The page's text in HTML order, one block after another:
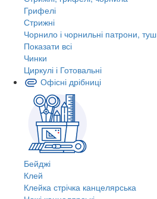
Грифелі
Стрижні
Чорнило і чорнильні патрони, туш
Показати всі
Чинки
Циркулі і Готовальні
Офісні дрібниці
Бейджі
Клей
Клейка стрічка канцелярська